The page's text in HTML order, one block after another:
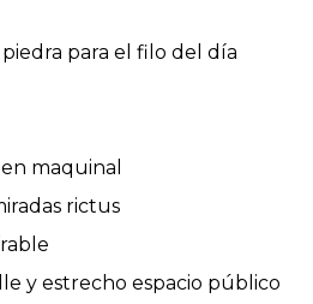
para el filo del día
maquinal
rictus
y estrecho espacio público